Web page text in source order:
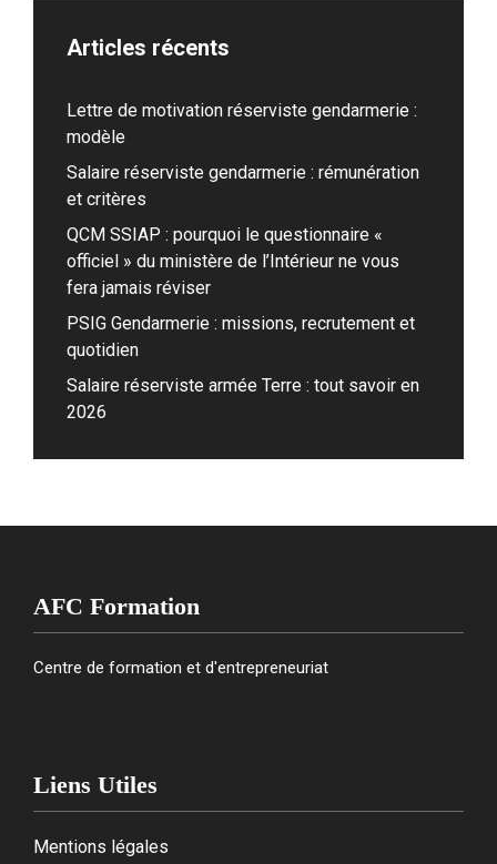
Articles récents
Lettre de motivation réserviste gendarmerie :
modèle
Salaire réserviste gendarmerie : rémunération
et critères
QCM SSIAP : pourquoi le questionnaire «
officiel » du ministère de l’Intérieur ne vous
fera jamais réviser
PSIG Gendarmerie : missions, recrutement et
quotidien
Salaire réserviste armée Terre : tout savoir en
2026
AFC Formation
Centre de formation et d'entrepreneuriat
Liens Utiles
Mentions légales